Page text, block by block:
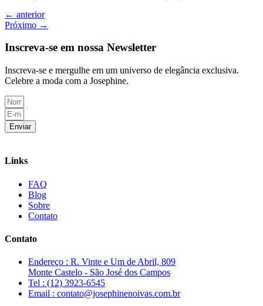
← anterior
Próximo →
Inscreva-se em nossa Newsletter
Inscreva-se e mergulhe em um universo de elegância exclusiva.
Celebre a moda com a Josephine.
Enviar
Links
FAQ
Blog
Sobre
Contato
Contato
Endereço : R. Vinte e Um de Abril, 809
Monte Castelo - São José dos Campos
Tel : (12) 3923-6545
Email : contato@josephinenoivas.com.br